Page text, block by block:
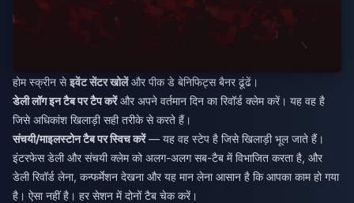
होम स्क्रीन सेइवेंट सेंटर खोलेंऔर पीक डे बेनिफिट्स बैनर ढूंढें।
डेली लॉग इन टैब पर टैप करेंऔर अपने वर्तमान दिन का रिवॉर्ड क्लेम करें। यह वह है
जिसे अधिकांश खिलाड़ी सही तरीके से करते हैं।
संचयी/माइलस्टोन टैब पर स्विच करें— यह वह स्टेप है जिसे खिलाड़ी भूल जाते हैं।
इंटरफेस डेली और संचयी क्लेम को अलग-अलग सब-टैब में विभाजित करता है, और
डेली रिवॉर्ड लेना, कन्फर्मेशन देखना और यह मान लेना आसान है कि आपका काम हो गया
है। ऐसा नहीं है। हर सेशन में दोनों टैब चेक करें।